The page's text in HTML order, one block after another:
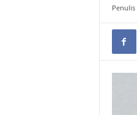
Penulis